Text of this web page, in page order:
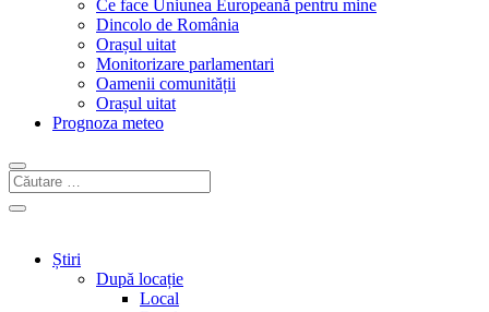
Ce face Uniunea Europeană pentru mine
Dincolo de România
Orașul uitat
Monitorizare parlamentari
Oamenii comunității
Orașul uitat
Prognoza meteo
Știri
După locație
Local